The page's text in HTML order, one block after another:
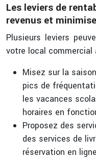
Les leviers de
revenus et
Plusieurs leviers
votre local commercial
Misez sur la
pics de
les vacances
horaires en
Proposez des
des services de
réservation en